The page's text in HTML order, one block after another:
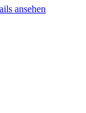
ansehen